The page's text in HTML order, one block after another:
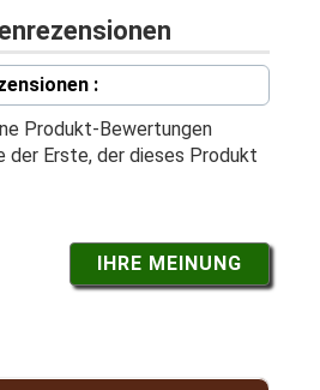
:
Produkt-Bewertungen
der Erste, der dieses Produkt
IHRE MEINUNG